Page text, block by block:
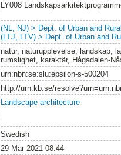
LY008
(NL, NJ) > Dept. of Urban and
(LTJ, LTV) > Dept. of Urban and
natur, naturupplevelse, landskap,
rumslighet, karaktär, Hågadalen-
urn:nbn:se:slu:epsilon-s-500204
http://urn.kb.se/
Landscape architecture
Swedish
29 Mar 2021 08:44